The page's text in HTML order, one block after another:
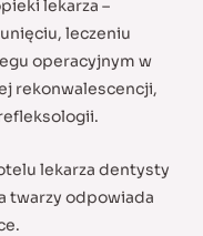
lekarza –
leczeniu
operacyjnym w
rekonwalescencji,
lekarza dentysty
twarzy odpowiada